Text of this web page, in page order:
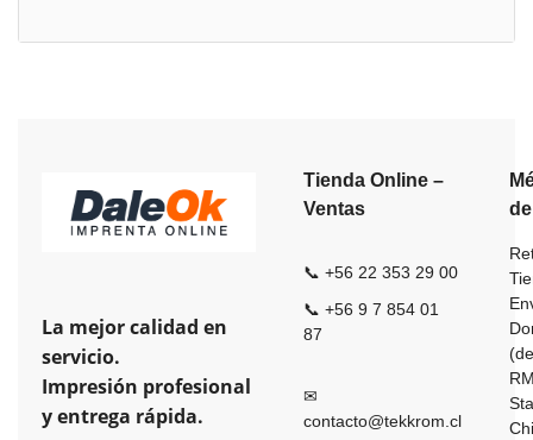
La mejor calidad en
servicio.
Impresión profesional
y entrega rápida.
Tienda Online –
Ventas
📞 +56 22 353 29 00
📞 +56 9 7 854 01
87
✉
contacto@tekkrom.cl